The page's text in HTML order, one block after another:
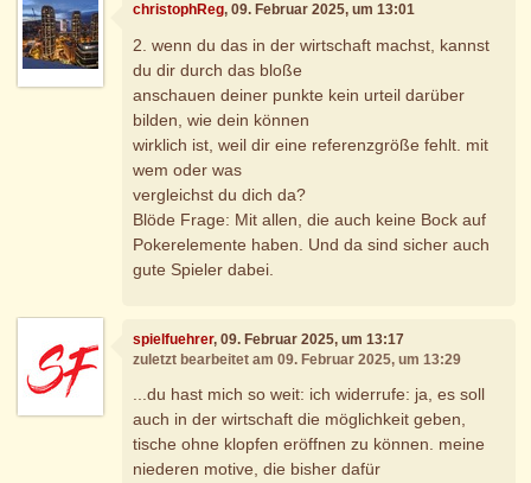
christophReg, 09. Februar 2025, um 13:01
2. wenn du das in der wirtschaft machst, kannst
du dir durch das bloße
anschauen deiner punkte kein urteil darüber
bilden, wie dein können
wirklich ist, weil dir eine referenzgröße fehlt. mit
wem oder was
vergleichst du dich da?
Blöde Frage: Mit allen, die auch keine Bock auf
Pokerelemente haben. Und da sind sicher auch
gute Spieler dabei.
spielfuehrer, 09. Februar 2025, um 13:17
zuletzt bearbeitet am 09. Februar 2025, um 13:29
...du hast mich so weit: ich widerrufe: ja, es soll
auch in der wirtschaft die möglichkeit geben,
tische ohne klopfen eröffnen zu können. meine
niederen motive, die bisher dafür